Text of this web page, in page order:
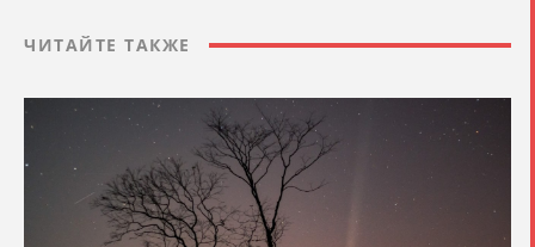
ЧИТАЙТЕ ТАКЖЕ